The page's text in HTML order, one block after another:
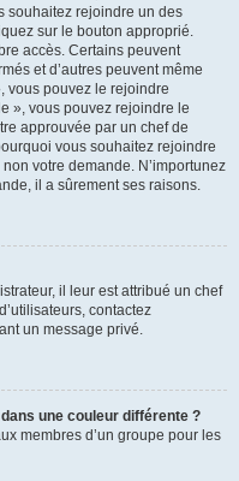
souhaitez rejoindre un des
sur le bouton approprié.
accès. Certains peuvent
et d’autres peuvent même
vous pouvez le rejoindre
», vous pouvez rejoindre le
approuvée par un chef de
vous souhaitez rejoindre
votre demande. N’importunez
il a sûrement ses raisons.
il leur est attribué un chef
contactez
un message privé.
une couleur différente ?
membres d’un groupe pour les